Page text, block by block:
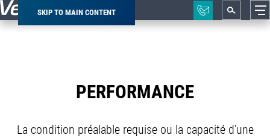
SKIP TO MAIN CONTENT
Breadcrumb
PERFORMANCE
La condition préalable requise ou la capacité d'une